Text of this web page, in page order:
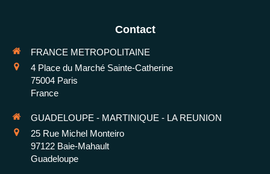
Contact
FRANCE METROPOLITAINE
4 Place du Marché Sainte-Catherine
75004 Paris
France
GUADELOUPE - MARTINIQUE - LA REUNION
25 Rue Michel Monteiro
97122 Baie-Mahault
Guadeloupe